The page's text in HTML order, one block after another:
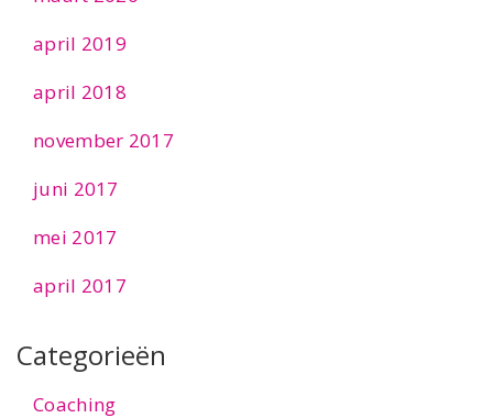
april 2019
april 2018
november 2017
juni 2017
mei 2017
april 2017
Categorieën
Coaching